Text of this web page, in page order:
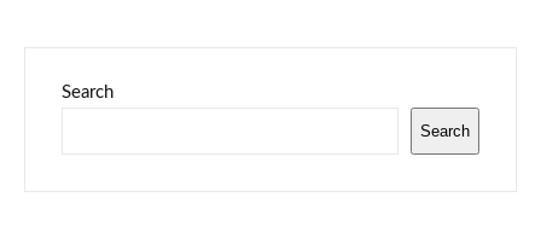
Search
Search